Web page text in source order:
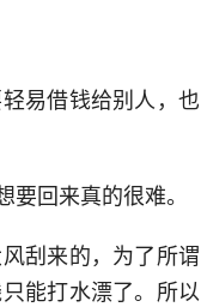
易借钱给别人，也
回来真的很难。
刮来的，为了所谓
能打水漂了。所以